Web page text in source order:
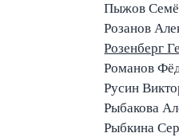
Пыжов
Розанов
Розенберг
Романов
Русин
Рыбакова
Рыбкина